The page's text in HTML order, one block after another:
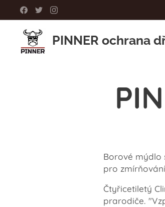
PINNER ochrana
Borové mýdlo
pro
Čtyřicetiletý
prarodiče.